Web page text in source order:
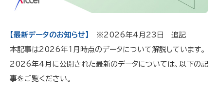
【最新データのお知らせ】
※2026年4月23日 追記
本記事は2026年1月時点のデータについて解説しています。
2026年4月に公開された最新のデータについては、以下の記
事をご覧ください。